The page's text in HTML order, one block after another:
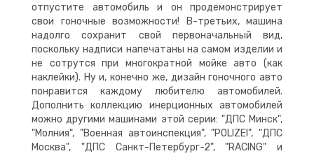
отпустите автомобиль и он продемонстрирует
свои гоночные возможности! В-третьих, машина
надолго сохранит свой первоначальный вид,
поскольку надписи напечатаны на самом изделии и
не сотрутся при многократной мойке авто (как
наклейки). Ну и, конечно же, дизайн гоночного авто
понравится каждому любителю автомобилей.
Дополнить коллекцию инерционных автомобилей
можно другими машинами этой серии: "ДПС Минск",
"Молния", "Военная автоинспекция", "POLIZEI", "ДПС
Москва", "ДПС Санкт-Петербург-2", "RACING" и